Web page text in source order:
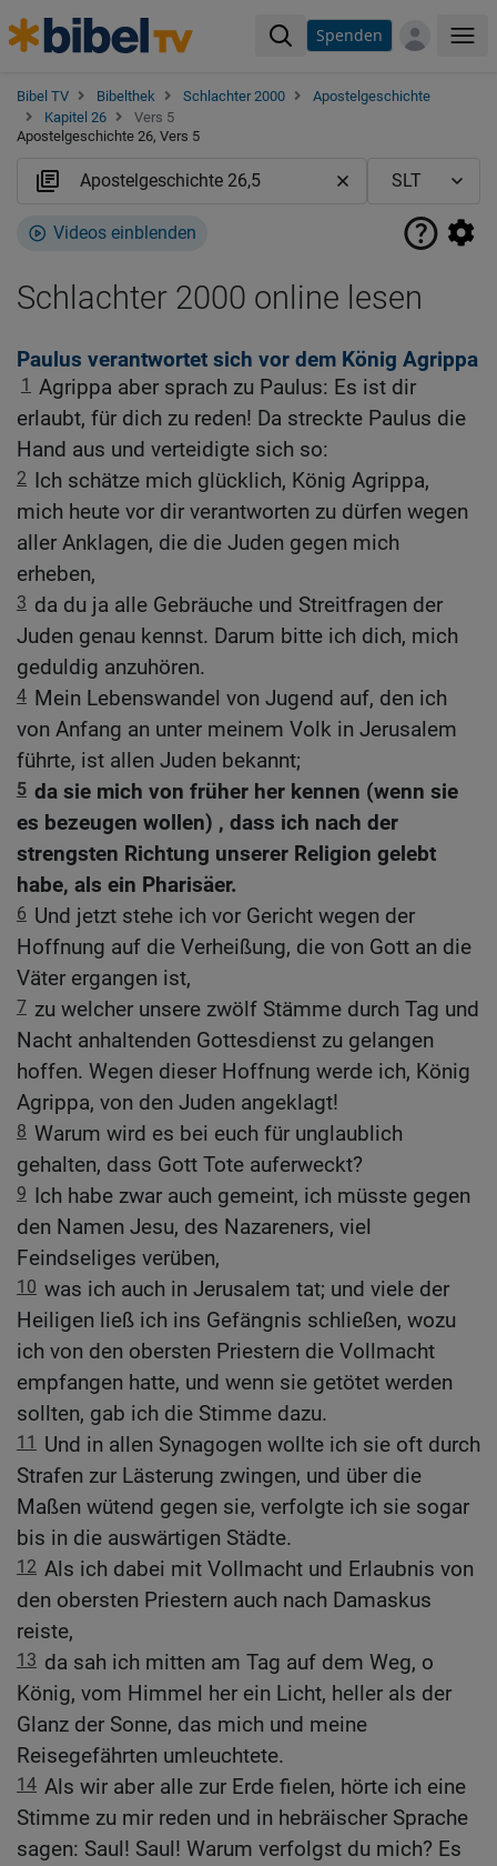
Spenden
Bibel TV Bibelthek Schlachter 2000
Apostelgeschichte
Kapitel 26
Vers 5
Apostelgeschichte 26, Vers 5
Videos einblenden
Schlachter 2000 online lesen
Paulus verantwortet sich vor dem König Agrippa
1 Agrippa aber sprach zu Paulus: Es ist dir
erlaubt, für dich zu reden! Da streckte Paulus die
Hand aus und verteidigte sich so:
2 Ich schätze mich glücklich, König Agrippa,
mich heute vor dir verantworten zu dürfen wegen
aller Anklagen, die die Juden gegen mich
erheben,
3 da du ja alle Gebräuche und Streitfragen der
Juden genau kennst. Darum bitte ich dich, mich
geduldig anzuhören.
4 Mein Lebenswandel von Jugend auf, den ich
von Anfang an unter meinem Volk in Jerusalem
führte, ist allen Juden bekannt;
5 da sie mich von früher her kennen (wenn sie
es bezeugen wollen) , dass ich nach der
strengsten Richtung unserer Religion gelebt
habe, als ein Pharisäer.
6 Und jetzt stehe ich vor Gericht wegen der
Hoffnung auf die Verheißung, die von Gott an die
Väter ergangen ist,
7 zu welcher unsere zwölf Stämme durch Tag und
Nacht anhaltenden Gottesdienst zu gelangen
hoffen. Wegen dieser Hoffnung werde ich, König
Agrippa, von den Juden angeklagt!
8 Warum wird es bei euch für unglaublich
gehalten, dass Gott Tote auferweckt?
9 Ich habe zwar auch gemeint, ich müsste gegen
den Namen Jesu, des Nazareners, viel
Feindseliges verüben,
10 was ich auch in Jerusalem tat; und viele der
Heiligen ließ ich ins Gefängnis schließen, wozu
ich von den obersten Priestern die Vollmacht
empfangen hatte, und wenn sie getötet werden
sollten, gab ich die Stimme dazu.
11
Und in allen Synagogen wollte ich sie oft durch
Strafen zur Lästerung zwingen, und über die
Maßen wütend gegen sie, verfolgte ich sie sogar
bis in die auswärtigen Städte.
12 Als ich dabei mit Vollmacht und Erlaubnis von
den obersten Priestern auch nach Damaskus
reiste,
13 da sah ich mitten am Tag auf dem Weg, o
König, vom Himmel her ein Licht, heller als der
Glanz der Sonne, das mich und meine
Reisegefährten umleuchtete.
14 Als wir aber alle zur Erde fielen, hörte ich eine
Stimme zu mir reden und in hebräischer Sprache
sagen: Saul! Saul! Warum verfolgst du mich? Es